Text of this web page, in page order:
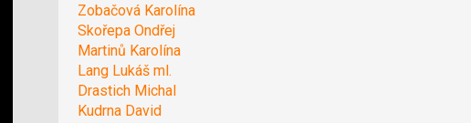
Zobačová Karolína
Skořepa Ondřej
Martinů Karolína
Lang Lukáš ml.
Drastich Michal
Kudrna David